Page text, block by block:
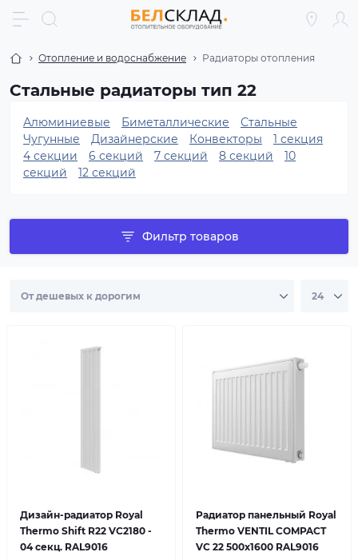
Отопление и водоснабжение Радиаторы отопления
Стальные радиаторы тип 22
Алюминиевые Биметаллические
Стальные
Чугунные
Дизайнерские Конвекторы
1 секция
4 секции
6 секций 7 секций 8 секций
10
секций
12 секций
Фильтр товаров
Дизайн-радиатор Royal
Thermo Shift R22 VC2180 -
04 секц. RAL9016
Радиатор панельный Royal
Thermo VENTIL COMPACT
VC 22 500x1600 RAL9016